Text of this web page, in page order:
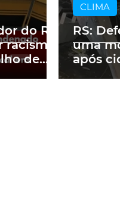
do RS
de
obra
RS:
uma
após
CLIMA